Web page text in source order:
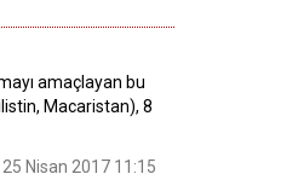
amaçlayan bu
Macaristan), 8
Nisan 2017 11:15